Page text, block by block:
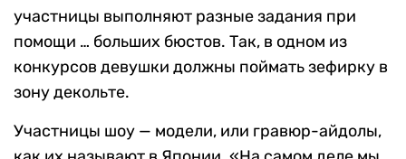
участницы выполняют разные задания при
помощи … больших бюстов. Так, в одном из
конкурсов девушки должны поймать зефирку в
зону декольте.
Участницы шоу — модели, или гравюр-айдолы,